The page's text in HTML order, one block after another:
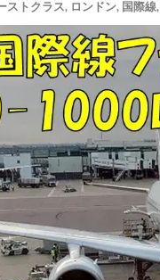
ストクラス, ロンドン, 国際線,